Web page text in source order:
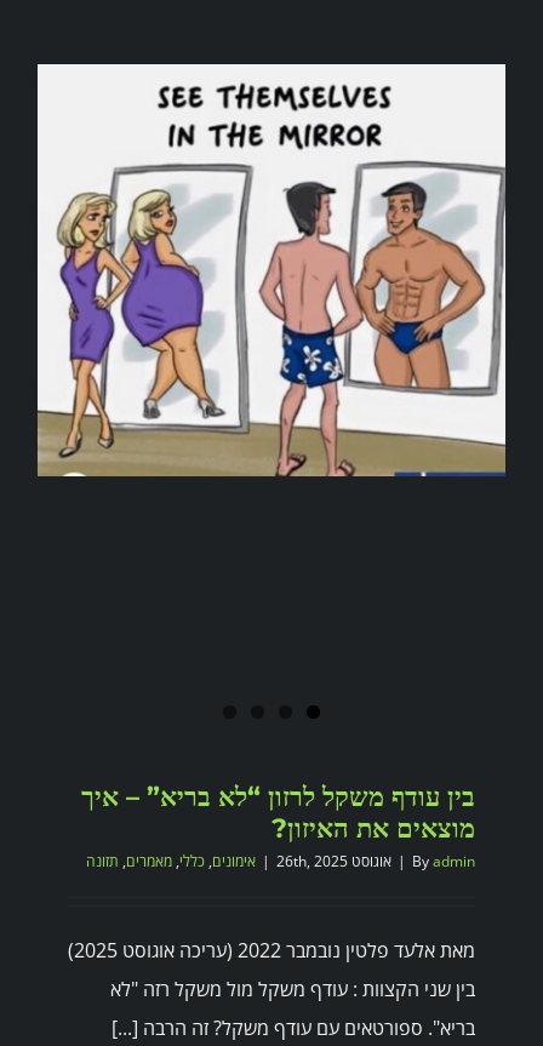
בין עודף משקל לרזון “לא בריא” – איך
מוצאים את האיזון?
Byadmin
| אוגוסט 26th, 2025 | אימונים, כללי, מאמרים, תזונה
מאת אלעד פלטין נובמבר 2022 (עריכה אוגוסט 2025)
בין שני הקצוות : עודף משקל מול משקל רזה "לא
בריא". ספורטאים עם עודף משקל? זה הרבה [...]